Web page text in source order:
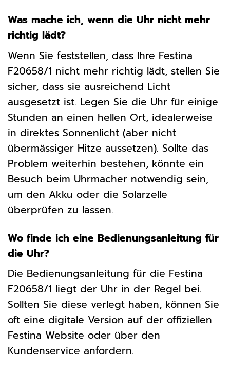
Was mache ich, wenn die Uhr nicht mehr
richtig lädt?
Wenn Sie feststellen, dass Ihre Festina
F20658/1 nicht mehr richtig lädt, stellen Sie
sicher, dass sie ausreichend Licht
ausgesetzt ist. Legen Sie die Uhr für einige
Stunden an einen hellen Ort, idealerweise
in direktes Sonnenlicht (aber nicht
übermässiger Hitze aussetzen). Sollte das
Problem weiterhin bestehen, könnte ein
Besuch beim Uhrmacher notwendig sein,
um den Akku oder die Solarzelle
überprüfen zu lassen.
Wo finde ich eine Bedienungsanleitung für
die Uhr?
Die Bedienungsanleitung für die Festina
F20658/1 liegt der Uhr in der Regel bei.
Sollten Sie diese verlegt haben, können Sie
oft eine digitale Version auf der offiziellen
Festina Website oder über den
Kundenservice anfordern.